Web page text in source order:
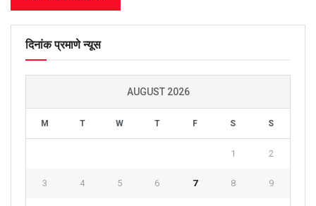
दिनांक प्रमाणे न्यूस
AUGUST 2026
M T W T F S S
1 2
3 4 5 6 7 8 9